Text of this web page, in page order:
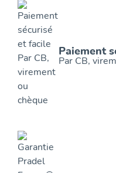
Paiement
Par CB,